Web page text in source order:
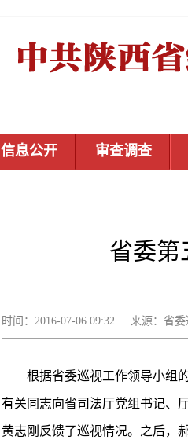
信息公开 审查调查
省委第
时间：2016-07-06 09:32 来源：省
根据省委巡视工作领导小组
有关同志向省司法厅党组书记、
黄志刚反馈了巡视情况。之后，